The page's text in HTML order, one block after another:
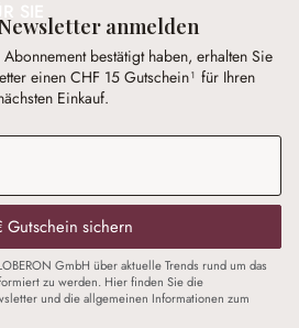
anmelden
bestätigt haben, erhalten Sie
einen CHF 15 Gutschein¹ für Ihren
Einkauf.
Gutschein sichern
GmbH über aktuelle Trends rund um das
zu werden. Hier finden Sie die
und die allgemeinen Informationen zum